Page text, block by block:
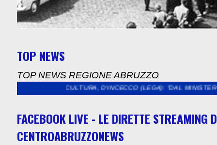
TOP NEWS
TOP NEWS REGIONE ABRUZZO
CULTURA, D'INCECCO (LEGA): "DAL MINISTERO QUASI 5
FACEBOOK LIVE - LE DIRETTE STREAMING
CENTROABRUZZONEWS